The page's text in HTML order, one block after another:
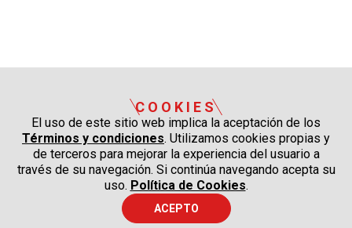
COOKIES
El uso de este sitio web implica la aceptación de los
Términos y condiciones. Utilizamos cookies propias y
de terceros para mejorar la experiencia del usuario a
través de su navegación. Si continúa navegando acepta su
uso. Política de Cookies.
ACEPTO